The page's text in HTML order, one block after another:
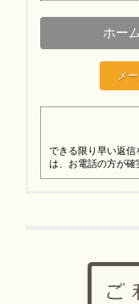
ホー
メ
できる限り早い返
は、お電話の方が確